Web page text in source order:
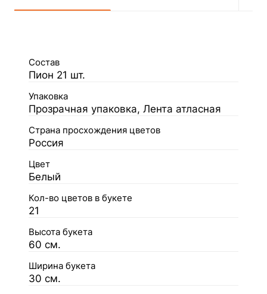
Состав
Пион 21 шт.
Упаковка
Прозрачная упаковка, Лента атласная
Страна просхождения цветов
Россия
Цвет
Белый
Кол-во цветов в букете
21
Высота букета
60 см.
Ширина букета
30 см.